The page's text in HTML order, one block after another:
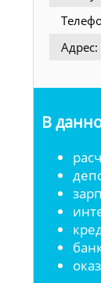
Адрес:
В